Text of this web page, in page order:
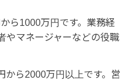
ら1000万円です。業務経
やマネージャーなどの役職
から2000万円以上です。営